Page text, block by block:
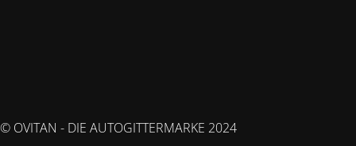
© OVITAN - DIE AUTOGITTERMARKE 2024